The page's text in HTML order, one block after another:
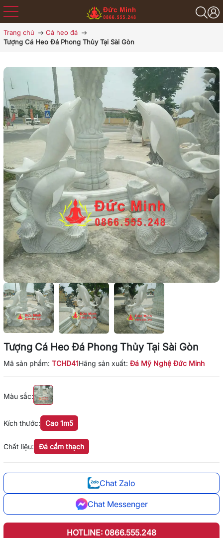
Trang chủ
Cá heo đá
Tượng Cá Heo Đá Phong Thủy Tại Sài Gòn
Tượng Cá Heo Đá Phong Thủy Tại Sài Gòn
Mã sản phẩm: TCHD41Hãng sản xuất: Đá Mỹ Nghệ Đức Minh
Kích thước: Cao 1m5
Màu sắc:
Chất liệu: Đá cẩm thạch
Chat Zalo
Chat Messenger
HOTLINE: 0866.555.248